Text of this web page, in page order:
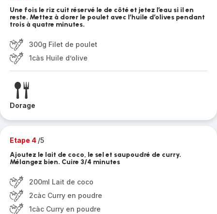
Une fois le riz cuit réservé le de côté et jetez l’eau si il en
reste. Mettez à dorer le poulet avec l’huile d’olives pendant
trois à quatre minutes.
300g Filet de poulet
1càs Huile d’olive
Dorage
Etape 4 /5
Ajoutez le lait de coco, le sel et saupoudré de curry.
Mélangez bien. Cuire 3/4 minutes
200ml Lait de coco
2càc Curry en poudre
1càc Curry en poudre